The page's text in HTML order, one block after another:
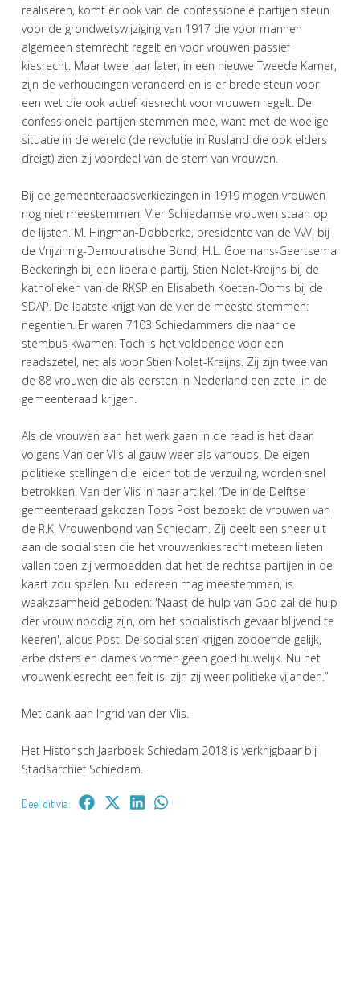
realiseren, komt er ook van de confessionele partijen steun
voor de grondwetswijziging van 1917 die voor mannen
algemeen stemrecht regelt en voor vrouwen passief
kiesrecht. Maar twee jaar later, in een nieuwe Tweede Kamer,
zijn de verhoudingen veranderd en is er brede steun voor
een wet die ook actief kiesrecht voor vrouwen regelt. De
confessionele partijen stemmen mee, want met de woelige
situatie in de wereld (de revolutie in Rusland die ook elders
dreigt) zien zij voordeel van de stem van vrouwen.
Bij de gemeenteraadsverkiezingen in 1919 mogen vrouwen
nog niet meestemmen. Vier Schiedamse vrouwen staan op
de lijsten. M. Hingman-Dobberke, presidente van de VvV, bij
de Vrijzinnig-Democratische Bond, H.L. Goemans-Geertsema
Beckeringh bij een liberale partij, Stien Nolet-Kreijns bij de
katholieken van de RKSP en Elisabeth Koeten-Ooms bij de
SDAP. De laatste krijgt van de vier de meeste stemmen:
negentien. Er waren 7103 Schiedammers die naar de
stembus kwamen. Toch is het voldoende voor een
raadszetel, net als voor Stien Nolet-Kreijns. Zij zijn twee van
de 88 vrouwen die als eersten in Nederland een zetel in de
gemeenteraad krijgen.
Als de vrouwen aan het werk gaan in de raad is het daar
volgens Van der Vlis al gauw weer als vanouds. De eigen
politieke stellingen die leiden tot de verzuiling, worden snel
betrokken. Van der Vlis in haar artikel: “De in de Delftse
gemeenteraad gekozen Toos Post bezoekt de vrouwen van
de R.K. Vrouwenbond van Schiedam. Zij deelt een sneer uit
aan de socialisten die het vrouwenkiesrecht meteen lieten
vallen toen zij vermoedden dat het de rechtse partijen in de
kaart zou spelen. Nu iedereen mag meestemmen, is
waakzaamheid geboden: 'Naast de hulp van God zal de hulp
der vrouw noodig zijn, om het socialistisch gevaar blijvend te
keeren', aldus Post. De socialisten krijgen zodoende gelijk,
arbeidsters en dames vormen geen goed huwelijk. Nu het
vrouwenkiesrecht een feit is, zijn zij weer politieke vijanden.”
Met dank aan Ingrid van der Vlis.
Het Historisch Jaarboek Schiedam 2018 is verkrijgbaar bij
Stadsarchief Schiedam.
Deel dit via: